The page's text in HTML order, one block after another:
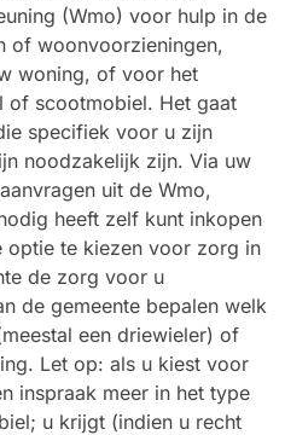
(Wmo) voor hulp in de
of woonvoorzieningen,
woning, of voor het
of scootmobiel. Het gaat
specifiek voor u zijn
noodzakelijk zijn. Via uw
uit de Wmo,
heeft zelf kunt inkopen
te kiezen voor zorg in
de zorg voor u
de gemeente bepalen welk
een driewieler) of
Let op: als u kiest voor
inspraak meer in het type
u krijgt (indien u recht